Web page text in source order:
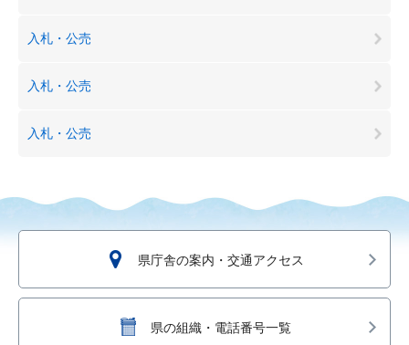
入札・公売
入札・公売
入札・公売
県庁舎の案内・交通アクセス
県の組織・電話番号一覧